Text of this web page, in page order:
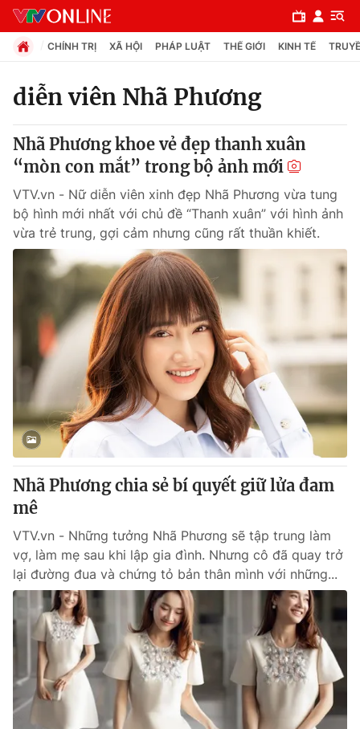
Chuyên mục
Chính trị
Xã hội
Pháp luật
Thế giới
Tin tức
Thế giới đó đây
Câu chuyện quốc tế
Kinh tế
Tài chính
Thị trường
Góc doanh nghiệp
Dữ liệu và đời sống
Truyền hình
Hậu trường
Nhân vật
Khán giả
Giải sao mai
Giải trí
Điện ảnh
Âm nhạc
Sao
Đời sống
Du lịch
Làm đẹp
Chất lượng cuộc sống
Giáo dục
Tuyển sinh
Học trực tuyến
Công nghệ
Hitech Công nghệ tương lai
Giao lưu trực tuyến
CHÍNH TRỊ XÃ HỘI PHÁP LUẬT THẾ GIỚI KINH TẾ
diễn viên Nhã Phương
Nhã Phương khoe vẻ đẹp thanh xuân
“mòn con mắt” trong bộ ảnh mới
VTV.vn - Nữ diễn viên xinh đẹp Nhã Phương vừa tung
bộ hình mới nhất với chủ đề “Thanh xuân” với hình ảnh
vừa trẻ trung, gợi cảm nhưng cũng rất thuần khiết.
Nhã Phương chia sẻ bí quyết giữ lửa đam
mê
VTV.vn - Những tưởng Nhã Phương sẽ tập trung làm
vợ, làm mẹ sau khi lập gia đình. Nhưng cô đã quay trở
lại đường đua và chứng tỏ bản thân mình với những...